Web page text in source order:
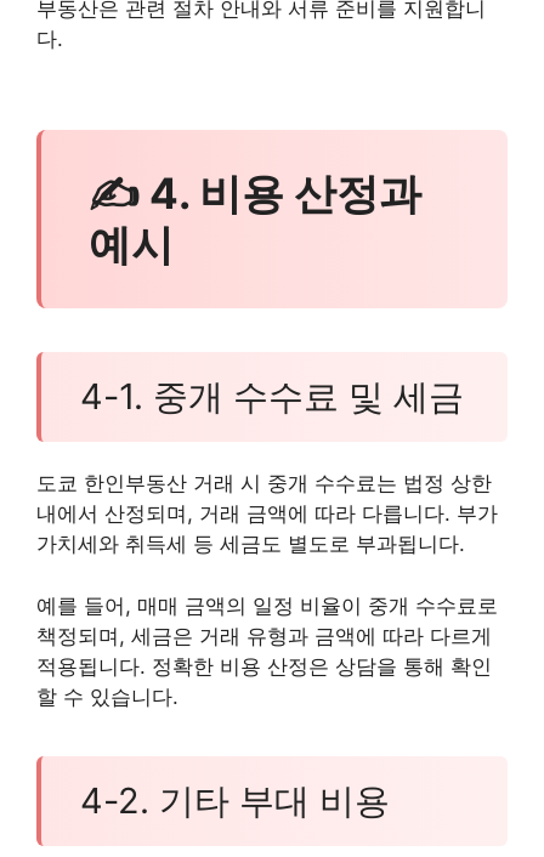
부동산은 관련 절차 안내와 서류 준비를 지원합니
다.
✍ 4. 비용 산정과
예시
4-1. 중개 수수료 및 세금
도쿄 한인부동산 거래 시 중개 수수료는 법정 상한
내에서 산정되며, 거래 금액에 따라 다릅니다. 부가
가치세와 취득세 등 세금도 별도로 부과됩니다.
예를 들어, 매매 금액의 일정 비율이 중개 수수료로
책정되며, 세금은 거래 유형과 금액에 따라 다르게
적용됩니다. 정확한 비용 산정은 상담을 통해 확인
할 수 있습니다.
4-2. 기타 부대 비용